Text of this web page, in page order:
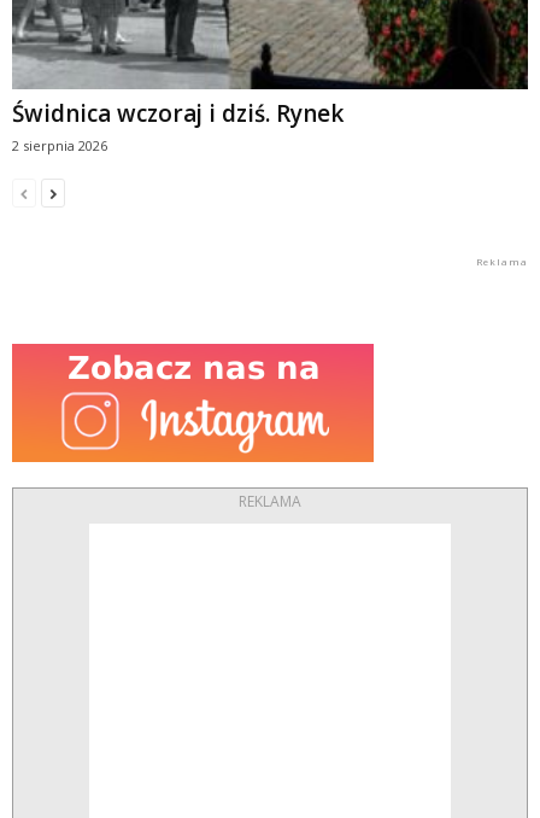
Świdnica wczoraj i dziś. Rynek
2 sierpnia 2026
REKLAMA